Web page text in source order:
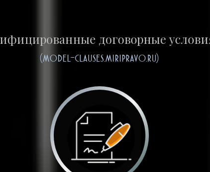
договорные
(model-clauses.miripravo.ru)